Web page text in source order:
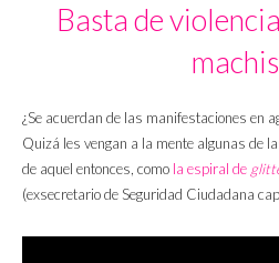
Basta de
¿Se acuerdan de las manifestaciones en
Quizá les vengan a la mente algunas de
de aquel entonces, como la espiral de
(exsecretario de Seguridad Ciudadana